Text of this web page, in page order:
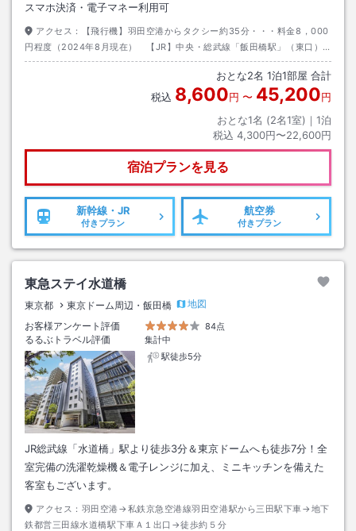
スマホ決済・電子マネー利用可
アクセス：
【飛行機】羽田空港からタクシー約35分・・・料金8，000
円程度（2024年8月現在） 【JR】中央・総武線「飯田橋駅」（東口）
徒歩約3分 【地下鉄】東京メトロ東西線「飯田橋駅」（A5出口）徒歩2
分 有楽町線・南北線・大江戸線「飯田橋駅」（A2出口） 徒歩3分
おとな2名 1泊1部屋 合計
税込 8,600円 〜 45,200円
おとな1名 (2名1室)｜ 1泊
税込 4,300円〜22,600円
宿泊プランを見る
新幹線・JR
付きプラン
航空券
付きプラン
東急ステイ水道橋
東京都 東京ドーム周辺・飯田橋
地図
お客様アンケート評価
84点
るるぶトラベル評価
集計中
駅徒歩5分
JR総武線「水道橋」駅より徒歩3分＆東京ドームへも徒歩7分！全
室完備の洗濯乾燥機＆電子レンジに加え、ミニキッチンを備えた
客室もございます。
アクセス： 羽田空港→私鉄京急空港線羽田空港駅から三田駅下車→地下
鉄都営三田線水道橋駅下車Ａ１出口→徒歩約５分